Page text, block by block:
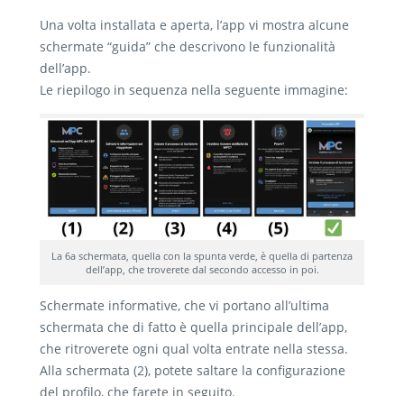
Una volta installata e aperta, l’app vi mostra alcune
schermate “guida” che descrivono le funzionalità
dell’app.
Le riepilogo in sequenza nella seguente immagine:
La 6a schermata, quella con la spunta verde, è quella di partenza
dell’app, che troverete dal secondo accesso in poi.
Schermate informative, che vi portano all’ultima
schermata che di fatto è quella principale dell’app,
che ritroverete ogni qual volta entrate nella stessa.
Alla schermata (2), potete saltare la configurazione
del profilo, che farete in seguito.